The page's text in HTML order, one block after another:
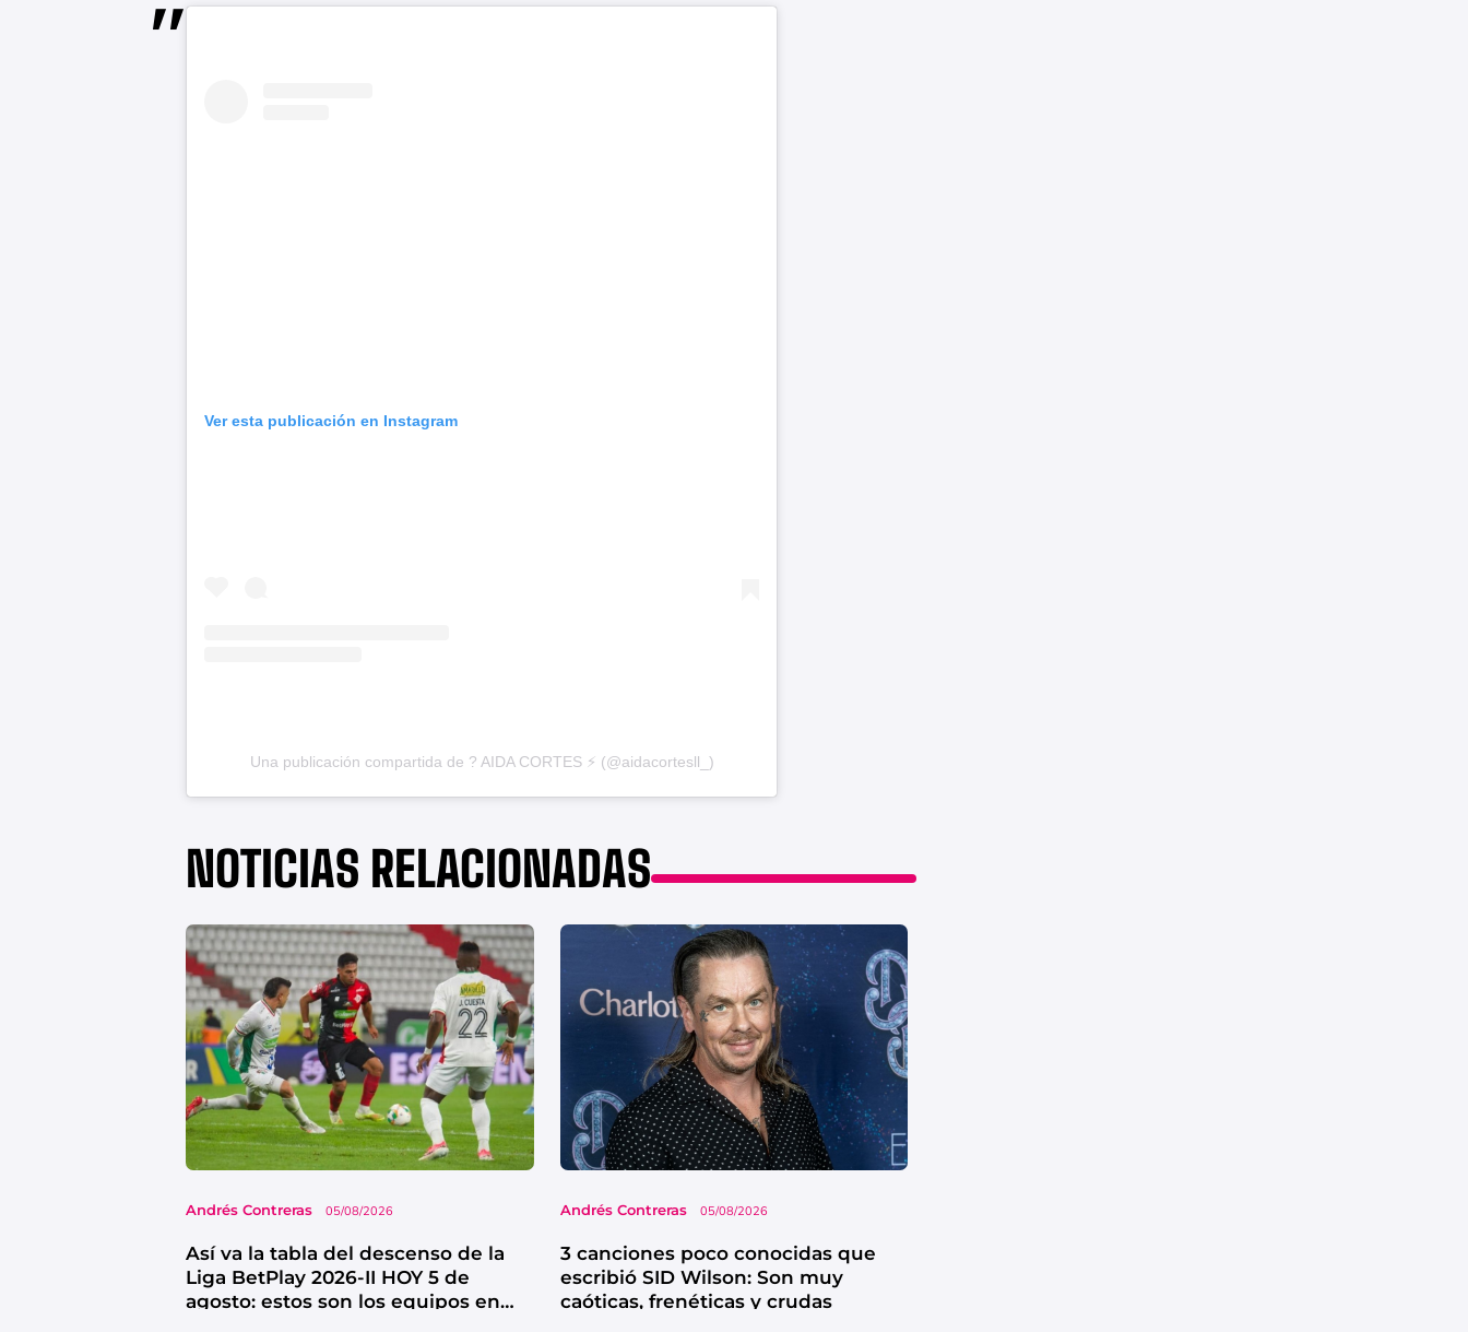
Ver esta publicación en Instagram
Una publicación compartida de ? AIDA CORTES ⚡️ (@aidacortesll_)
NOTICIAS RELACIONADAS
Andrés Contreras 05/08/2026
Así va la tabla del descenso de la
Liga BetPlay 2026-II HOY 5 de
agosto: estos son los equipos en
Andrés Contreras 05/08/2026
3 canciones poco conocidas que
escribió SID Wilson: Son muy
caóticas, frenéticas y crudas